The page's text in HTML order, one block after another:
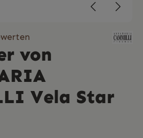
von
Vela Star